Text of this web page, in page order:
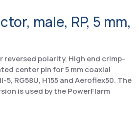
male, RP, 5 mm,
reversed polarity. High end crimp-
center pin for 5 mm coaxial
5, RG58U, H155 and Aeroflex50. The
is used by the PowerFlarm